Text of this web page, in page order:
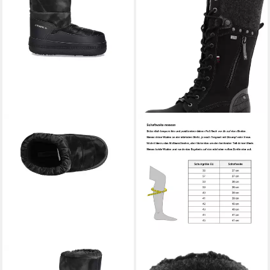
LISA CHELSEA
MUSTANG SHOESDarleen